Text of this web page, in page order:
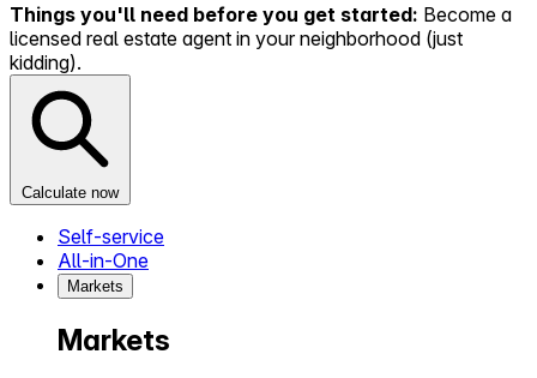
Things you'll need before you get started: Become a
licensed real estate agent in your neighborhood (just
kidding).
Calculate now
Self-service
All-in-One
Markets
Markets